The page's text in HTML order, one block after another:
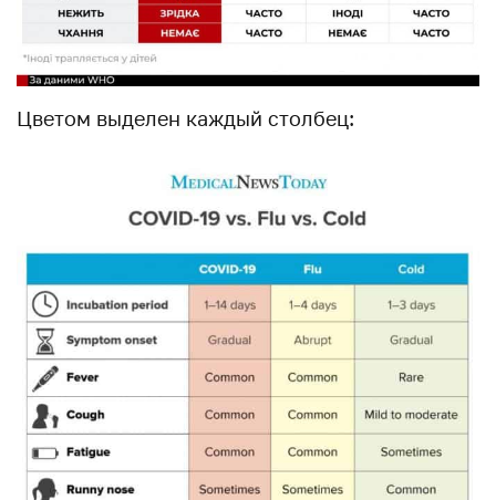
Цветом выделен каждый столбец: